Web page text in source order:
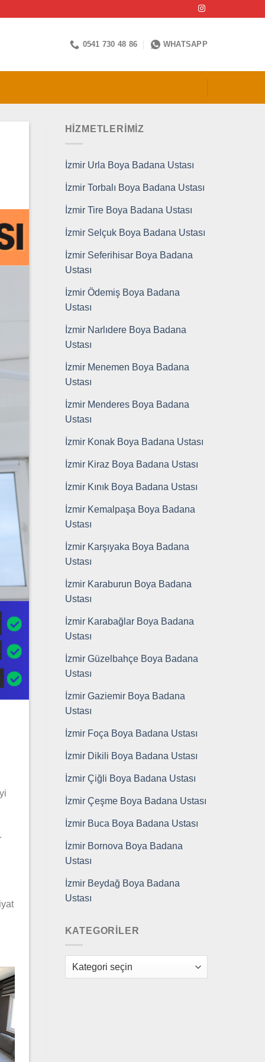
0541 730 48 86 WHATSAPP
HİZMETLERİMİZ
İzmir Urla Boya Badana Ustası
İzmir Torbalı Boya Badana Ustası
İzmir Tire Boya Badana Ustası
İzmir Selçuk Boya Badana Ustası
İzmir Seferihisar Boya Badana
Ustası
İzmir Ödemiş Boya Badana
Ustası
İzmir Narlıdere Boya Badana
Ustası
İzmir Menemen Boya Badana
Ustası
İzmir Menderes Boya Badana
Ustası
İzmir Konak Boya Badana Ustası
İzmir Kiraz Boya Badana Ustası
İzmir Kınık Boya Badana Ustası
İzmir Kemalpaşa Boya Badana
Ustası
İzmir Karşıyaka Boya Badana
Ustası
İzmir Karaburun Boya Badana
Ustası
İzmir Karabağlar Boya Badana
Ustası
İzmir Güzelbahçe Boya Badana
Ustası
İzmir Gaziemir Boya Badana
Ustası
İzmir Foça Boya Badana Ustası
İzmir Dikili Boya Badana Ustası
İzmir Çiğli Boya Badana Ustası
İzmir Çeşme Boya Badana Ustası
İzmir Buca Boya Badana Ustası
İzmir Bornova Boya Badana
Ustası
İzmir Beydağ Boya Badana
Ustası
KATEGORILER
Kategoriler